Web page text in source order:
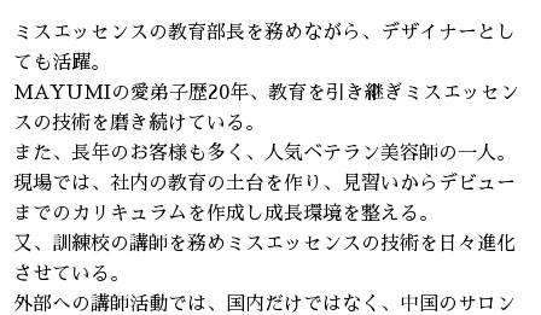
ミスエッセンスの教育部長を務めながら、デザイナーとし
ても活躍。
MAYUMIの愛弟子歴20年、教育を引き継ぎミスエッセン
スの技術を磨き続けている。
また、長年のお客様も多く、人気ベテラン美容師の一人。
現場では、社内の教育の土台を作り、見習いからデビュー
までのカリキュラムを作成し成長環境を整える。
又、訓練校の講師を務めミスエッセンスの技術を日々進化
させている。
外部への講師活動では、国内だけではなく、中国のサロン